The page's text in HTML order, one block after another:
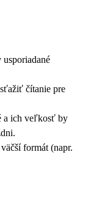
čítanie pre
a ich veľkosť by
formát (napr.